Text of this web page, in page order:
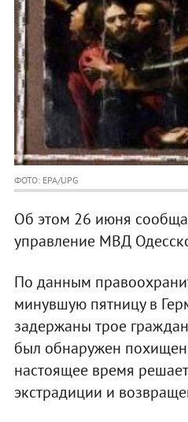
ФОТО: EPA/UPG
Об этом 26 июня
управление МВД
По данным
минувшую пятницу в
задержаны трое
был обнаружен
настоящее время
экстрадиции и